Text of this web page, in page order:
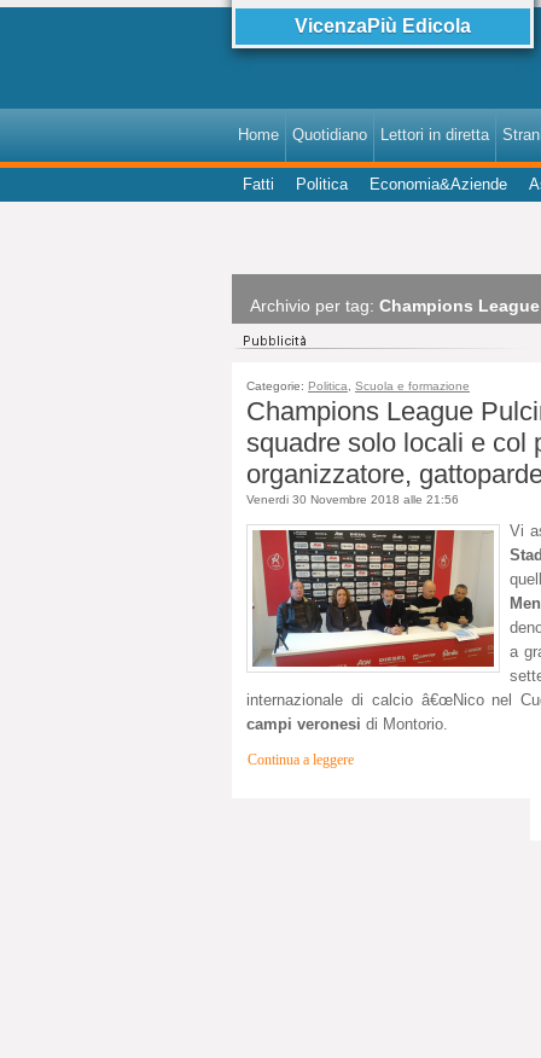
VicenzaPiù Edicola
Home Quotidiano Lettori in diretta
Fatti Politica Economia&Aziende
Archivio per tag: Champions
Categorie: Politica Scuola e formazione
Champions League
squadre solo locali e col
organizzatore,
Venerdi 30 Novembre 2018 alle 21:56
Vi
a
internazionale di calcio â€œNico nel
campi veronesi di Montorio.
Continua a leggere